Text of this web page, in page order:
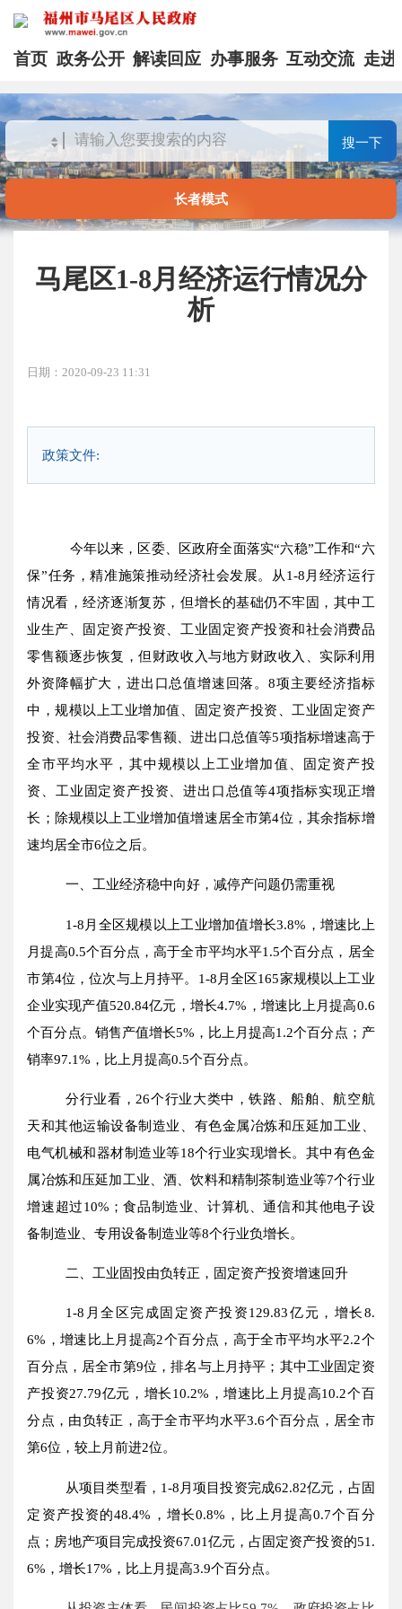
首页 政务公开 解读回应 办事服务 互动交流 走进
搜一下
长者模式
马尾区1-8月经济运行情况分
析
日期：2020-09-23 11:31
政策文件:
今年以来，区委、区政府全面落实“六稳”工作和“六
保”任务，精准施策推动经济社会发展。从 1-8 月经济运行
情况看，经济逐渐复苏，但增长的基础仍不牢固，其中 工
业生产、固定资产投资、工业固定资产投资和社会消费品
零售额逐步恢复，但财政收入与地方财政收入、实际利用
外资降幅扩大，进出口总值增速回落。8项主要经济指标
中，规模以上工业增加值、固定资产投资、工业固定资产
投资、社会消费品零售额、进出口总值等5项指标增速高于
全市平均水平，其中规模以上工业增加值、固定资产投
资、工业固定资产投资、进出口总值等4项指标实现正增
长；除规模以上工业增加值增速居全市第4位，其余指标增
速均居全市6位之后。
一、工业经济稳中向好，减停产问题仍需重视
1-8 月全区规模以上工业增加值增长3.8%，增速比上
月提高0.5个百分点，高于全市平均水平1.5个百分点，居全
市第4位，位次与上月持平。1-8 月全区165家规模以上工业
企业实现产值520.84亿元，增长4.7%，增速比上月提高0.6
个百分点。销售产值增长5%，比上月提高1.2个百分点；产
销率97.1%，比上月提高0.5个百分点。
分行业看， 26个行业大类中，铁路、船舶、航空航
天和其他运输设备制造业、有色金属冶炼和压延加工业、
电气机械和器材制造业等18个行业实现增长。其中有色金
属冶炼和压延加工业、酒、饮料和精制茶制造业等7个行业
增速超过10% ；食品制造业、计算机、通信和其他电子设
备制造业、专用设备制造业等8个行业负增长。
二、 工业固投由负转正，固定资产投资增速回升
1-8 月全区完成固定资产投资129.83亿元，增长8.
6%，增速比上月提高2个百分点，高于全市平均水平2.2个
百分点，居全市第9位，排名与上月持平；其中工业固定资
产投资27.79亿元，增长10.2%，增速比上月提高10.2个百
分点，由负转正 ，高于全市平均水平3.6个百分点，居全市
第6位，较上月前进2位。
从项目类型看， 1-8 月项目投资完成62.82亿元，占固
定资产投资的48.4% ， 增长0.8%，比上月提高0.7个百分
点 ；房地产项目完成投资67.01亿元，占固定资产投资的51.
6% ，增长17%，比上月提高3.9个百分点。